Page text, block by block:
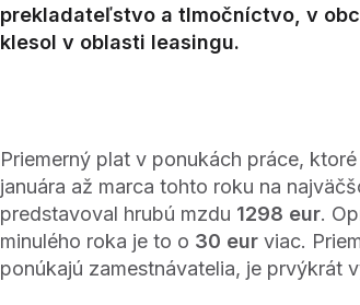
prekladateľstvo a tlmočníctvo, v
klesol v oblasti leasingu.
Priemerný plat v ponukách práce,
januára až marca tohto roku na
predstavoval hrubú mzdu 1298 eur.
minulého roka je to o 30 eur viac.
ponúkajú zamestnávatelia, je prvýkrát